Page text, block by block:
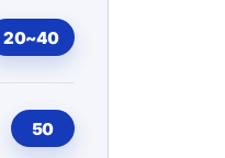
20~40
50